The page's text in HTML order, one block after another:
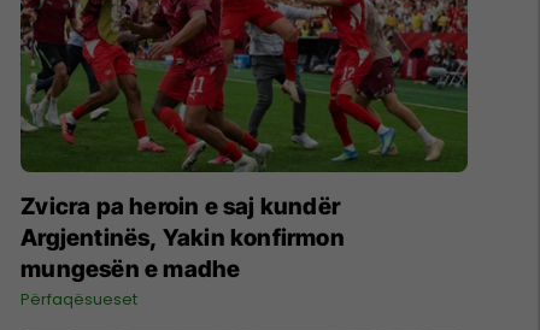
Zvicra pa heroin e saj kundër
Argjentinës, Yakin konfirmon
mungesën e madhe
Përfaqësueset